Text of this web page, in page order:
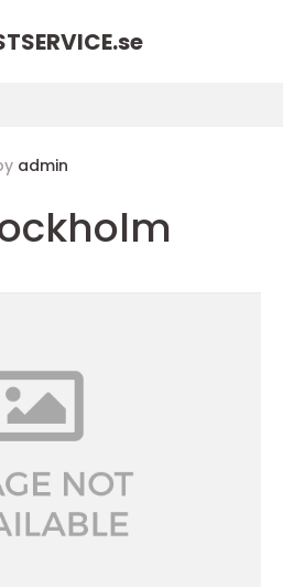
se
admin